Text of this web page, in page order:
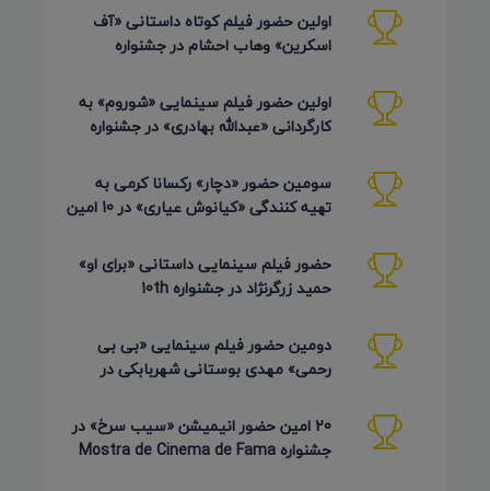
اولین حضور فیلم کوتاه داستانی «آف
اسکرین» وهاب احشام در جشنواره
اولین حضور فیلم سینمایی «شوروم» به
کارگردانی «عبدالله بهادری» در جشنواره
سومین حضور «دچار» رکسانا کرمی به
تهیه کنندگی «کیانوش عیاری» در 10 امین
حضور فیلم سینمایی داستانی «برای او»
حمید زرگرنژاد در جشنواره 10th
دومین حضور فیلم سینمایی «بی بی
رحمی» مهدی بوستانی شهربابکی در
20 امین حضور انیمیشن «سیب سرخ» در
جشنواره Mostra de Cinema de Fama